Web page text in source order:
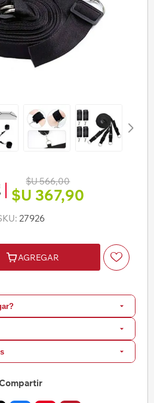
$U 566,00
$U 367,90
27926
AGREGAR